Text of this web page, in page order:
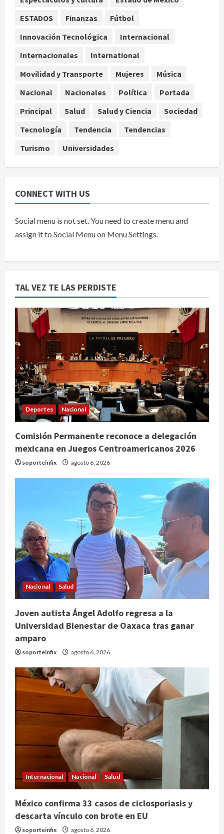
agosto 6, 2026
5
Internacional
Demis Hassabis como científico
ESTADOS
Finanzas
Fútbol
Innovación Tecnológica
Internacional
Internacionales
International
Movilidad y Transporte
Mujeres
Música
Nacional
Nacionales Política
Portada
Principal
Salud Salud y Ciencia
Sociedad
Tecnología
Tendencia
Tendencias
Turismo
Universidades
CONNECT WITH US
Social menu is not set. You need to create menu and
assign it to Social Menu on Menu Settings.
TAL VEZ TE LAS PERDISTE
Deportes Nacional
Comisión Permanente reconoce a delegación
mexicana en Juegos Centroamericanos 2026
soporteinfix agosto 6, 2026
Nacional Salud
Joven autista Ángel Adolfo regresa a la
Universidad Bienestar de Oaxaca tras ganar
amparo
soporteinfix agosto 6, 2026
Internacional Nacional Salud
México confirma 33 casos de ciclosporiasis y
descarta vínculo con brote en EU
soporteinfix agosto 6, 2026